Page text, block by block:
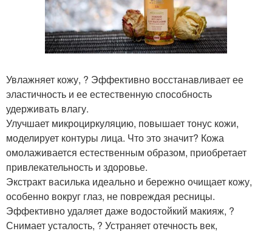
Увлажняет кожу, ? Эффективно восстанавливает ее
эластичность и ее естественную способность
удерживать влагу.
Улучшает микроциркуляцию, повышает тонус кожи,
моделирует контуры лица. Что это значит? Кожа
омолаживается естественным образом, приобретает
привлекательность и здоровье.
Экстракт василька идеально и бережно очищает кожу,
особенно вокруг глаз, не повреждая ресницы.
Эффективно удаляет даже водостойкий макияж, ?
Снимает усталость, ? Устраняет отечность век,